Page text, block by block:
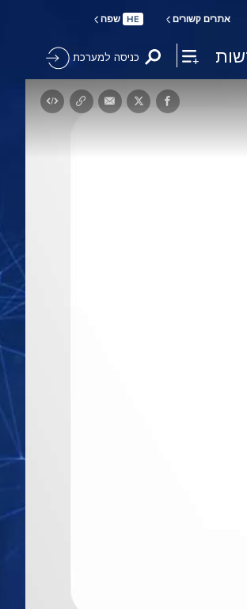
אתרים קשורים HE שפה
כניסה למערכת